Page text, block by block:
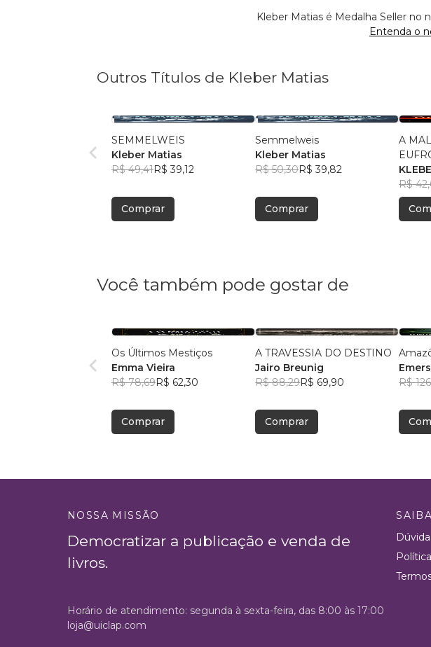
Kleber Matias é Medalha Seller no
Entenda o
Outros Títulos de Kleber Matias
SEMMELWEIS
Kleber Matias
R$ 49,41R$ 39,12
Comprar
Semmelweis
Kleber Matias
R$ 50,30R$ 39,82
Comprar
A
R$
Você também pode gostar de
Os Últimos Mestiços
Emma Vieira
R$ 78,69R$ 62,30
Comprar
A TRAVESSIA DO DESTINO
Jairo Breunig
R$ 88,29R$ 69,90
Comprar
Silva
R$
NOSSA MISSÃO
Democratizar a publicação e venda de
livros.
Horário de atendimento: segunda à sexta-feira, das 8:00 às 17:00
loja@uiclap.com